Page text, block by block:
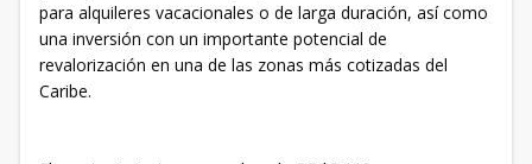
para alquileres vacacionales o de larga duración, así como
una inversión con un importante potencial de
revalorización en una de las zonas más cotizadas del
Caribe.